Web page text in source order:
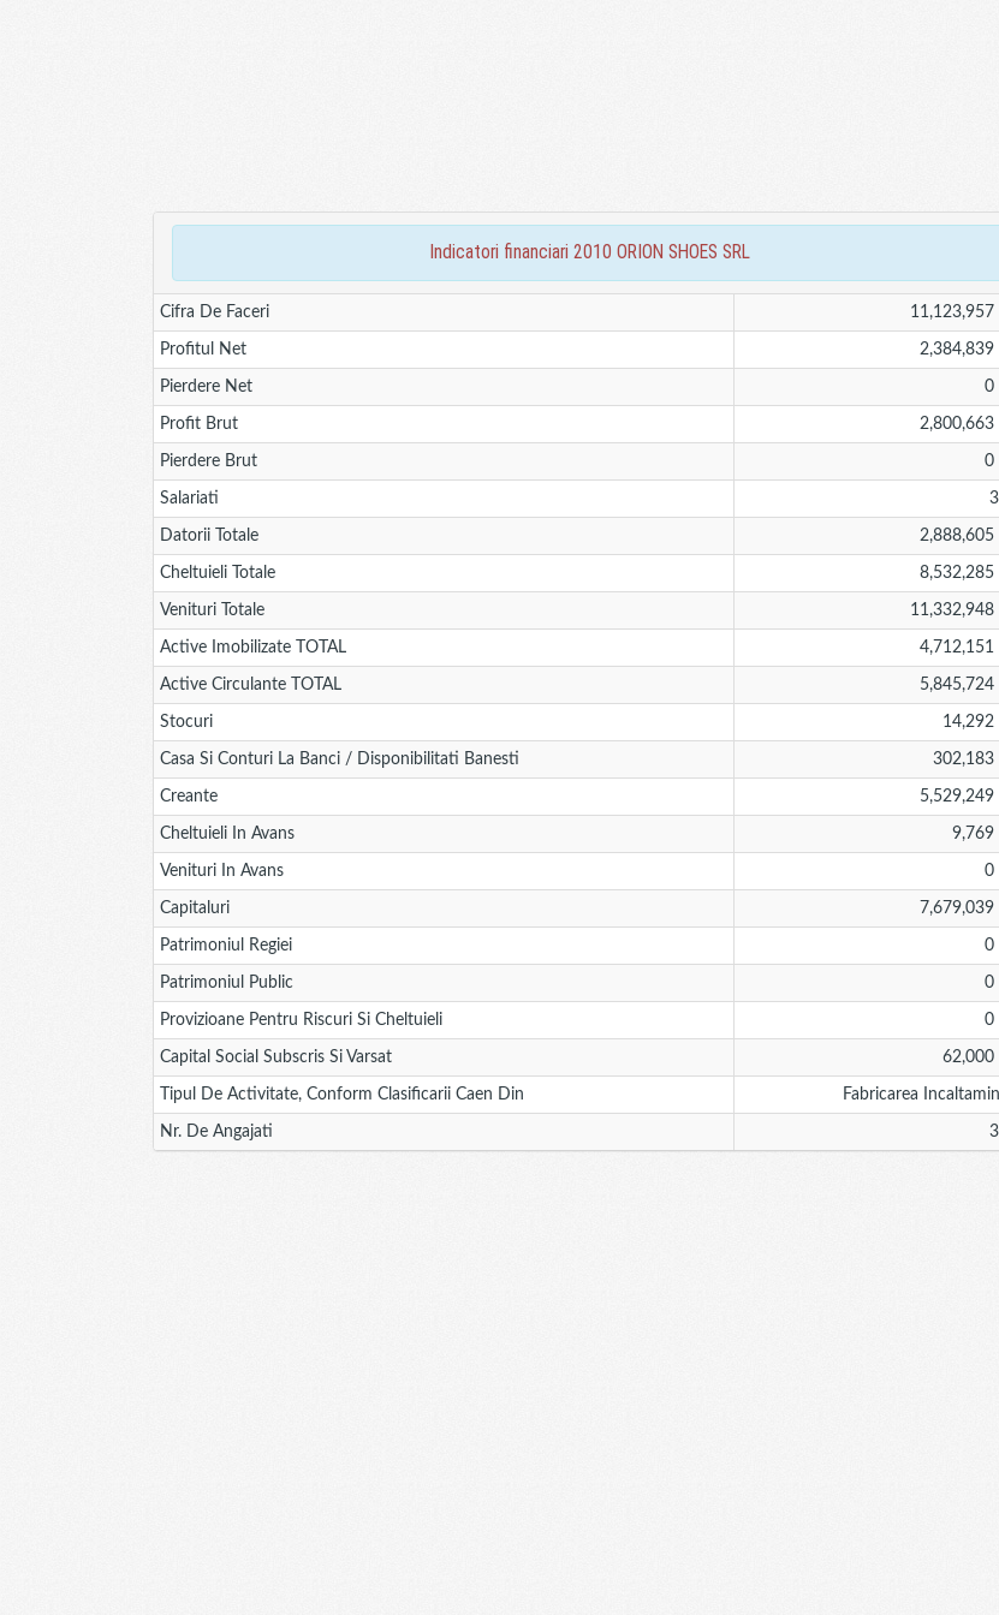
indicatori financiari 2010 ORION SHOES SRL
Cifra De Faceri 11,123,957
Profitul Net 2,384,839
Pierdere Net 0
Profit Brut 2,800,663
Pierdere Brut 0
Salariati
Datorii Totale 2,888,605
Cheltuieli Totale 8,532,285
Venituri Totale 11,332,948
Active Imobilizate TOTAL 4,712,151
Active Circulante TOTAL 5,845,724
Stocuri 14,292
Casa Si Conturi La Banci / Disponibilitati Banesti 302,183
Creante 5,529,249
Cheltuieli In Avans 9,769
Venituri In Avans 0
Capitaluri 7,679,039
Patrimoniul Regiei 0
Patrimoniul Public 0
Provizioane Pentru Riscuri Si Cheltuieli 0
Capital Social Subscris Si Varsat 62,000
Tipul De Activitate, Conform Clasificarii Caen Din Fabricarea
Nr. De Angajati